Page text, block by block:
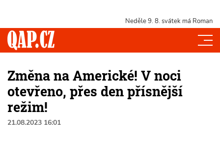
Neděle 9. 8. svátek má Roman
Změna na Americké! V noci
otevřeno, přes den přísnější
režim!
21.08.2023 16:01